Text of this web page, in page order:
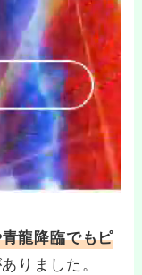
龍降臨でもピ
りました。